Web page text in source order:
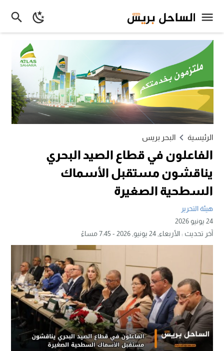
الرئيسية البحر بريس
الفاعلون في قطاع الصيد البحري
يناقشون مستقبل الأسماك
السطحية الصغيرة
هيئة التحرير
24 يونيو 2026
آخر تحديث :الأربعاء, 24 يونيو, 2026 - 7:45 مساءً